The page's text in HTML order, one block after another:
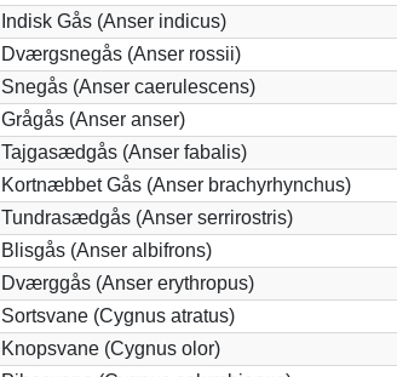
Indisk Gås (Anser indicus)
Dværgsnegås (Anser rossii)
Snegås (Anser caerulescens)
Grågås (Anser anser)
Tajgasædgås (Anser fabalis)
Kortnæbbet Gås (Anser brachyrhynchus)
Tundrasædgås (Anser serrirostris)
Blisgås (Anser albifrons)
Dværggås (Anser erythropus)
Sortsvane (Cygnus atratus)
Knopsvane (Cygnus olor)